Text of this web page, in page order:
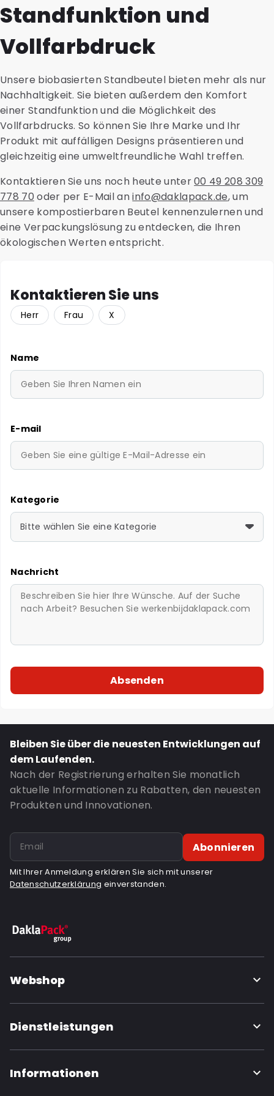
Dosieren zu erhitzen.
Zudem sind die Rohstoffe in der Regel seltener und
daher teurer.
Standfunktion und
Vollfarbdruck
Unsere biobasierten Standbeutel bieten mehr als nur
Nachhaltigkeit. Sie bieten außerdem den Komfort
einer Standfunktion und die Möglichkeit des
Vollfarbdrucks. So können Sie Ihre Marke und Ihr
Produkt mit auffälligen Designs präsentieren und
gleichzeitig eine umweltfreundliche Wahl treffen.
Kontaktieren Sie uns noch heute unter00 49 208 309
778 70 oder per E-Mail aninfo@daklapack.de, um
unsere kompostierbaren Beutel kennenzulernen und
eine Verpackungslösung zu entdecken, die Ihren
ökologischen Werten entspricht.
Kontaktieren Sie uns
Herr Frau X
Name
E-mail
Kategorie
Bitte wählen Sie eine Kategorie
Nachricht
Bleiben Sie über die neuesten Entwicklungen auf
dem Laufenden.
Nach der Registrierung erhalten Sie monatlich
aktuelle Informationen zu Rabatten, den neuesten
Produkten und Innovationen.
Abonnieren
Mit Ihrer Anmeldung erklären Sie sich mit unserer
Datenschutzerklärung einverstanden.
Webshop
Dienstleistungen
Informationen